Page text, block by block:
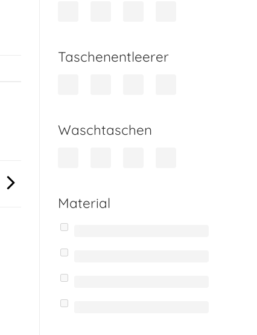
Taschenentleerer
Waschtaschen
Material